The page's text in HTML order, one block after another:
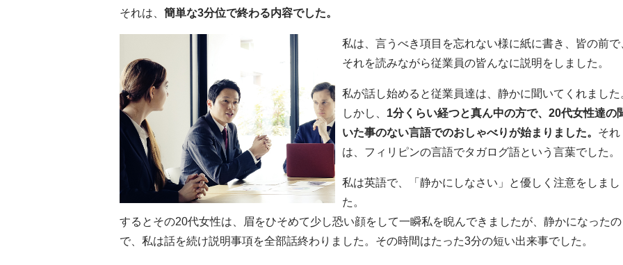
それは、 簡単な3分位で終わる内容でした。
私は、言うべき項目を忘れない様に紙に書き、皆の前で
それを読みながら従業員の皆んなに説明をしました。
私が話し始めると従業員達は、静かに聞いてくれました
しかし、 1分くらい経つと真ん中の方で、20代女性達の
いた事のない言語でのおしゃべりが始まりました。 それ
は、フィリピンの言語でタガログ語という言葉でした。
私は英語で、「静かにしなさい」と優しく注意をしまし
た。
するとその20代女性は、眉をひそめて少し恐い顔をして一瞬私を睨んできましたが、静かになったの
で、私は話を続け説明事項を全部話終わりました。その時間はたった3分の短い出来事でした。